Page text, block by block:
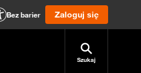
Bez barier Zaloguj się
Szukaj